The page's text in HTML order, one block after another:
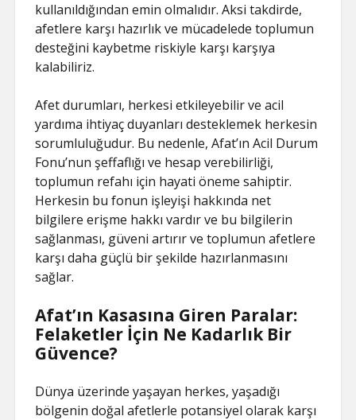
kullanıldığından emin olmalıdır. Aksi takdirde,
afetlere karşı hazırlık ve mücadelede toplumun
desteğini kaybetme riskiyle karşı karşıya
kalabiliriz.
Afet durumları, herkesi etkileyebilir ve acil
yardıma ihtiyaç duyanları desteklemek herkesin
sorumluluğudur. Bu nedenle, Afat’ın Acil Durum
Fonu’nun şeffaflığı ve hesap verebilirliği,
toplumun refahı için hayati öneme sahiptir.
Herkesin bu fonun işleyişi hakkında net
bilgilere erişme hakkı vardır ve bu bilgilerin
sağlanması, güveni artırır ve toplumun afetlere
karşı daha güçlü bir şekilde hazırlanmasını
sağlar.
Afat’ın Kasasına Giren Paralar:
Felaketler İçin Ne Kadarlık Bir
Güvence?
Dünya üzerinde yaşayan herkes, yaşadığı
bölgenin doğal afetlerle potansiyel olarak karşı